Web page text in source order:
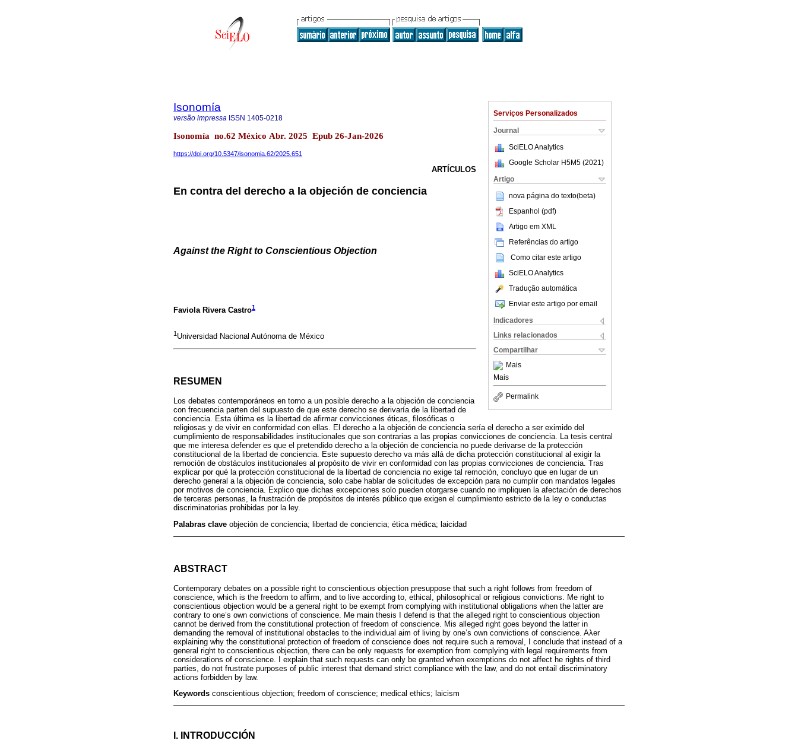
Serviços Personalizados
Journal
SciELO Analytics
Google Scholar H5M5 (2021 )
Artigo
nova página do texto(beta)
Espanhol (pdf)
Artigo em XML
Referências do artigo
Como citar este artigo
SciELO Analytics
Tradução automática
Enviar este artigo por email
Indicadores
Links relacionados
Compartilhar
Mais
Mais
Permalink
Isonomía
versão impressa ISSN 1405-0218
Isonomía no.62 México Abr. 2025 Epub 26-Jan-2026
https://doi.org/10.5347/isonomia.62/2025.651
ARTÍCULOS
En contra del derecho a la objeción de conciencia
Against the Right to Conscientious Objection
Faviola Rivera Castro1
1 Universidad Nacional Autónoma de México
RESUMEN
Los debates contemporáneos en torno a un posible derecho a la objeción de conciencia
con frecuencia parten del supuesto de que este derecho se derivaría de la libertad de
conciencia. Esta última es la libertad de afirmar convicciones éticas, filosóficas o
religiosas y de vivir en conformidad con ellas. El derecho a la objeción de conciencia sería el derecho a ser eximido del
cumplimiento de responsabilidades institucionales que son contrarias a las propias convicciones de conciencia. La tesis central
que me interesa defender es que el pretendido derecho a la objeción de conciencia no puede derivarse de la protección
constitucional de la libertad de conciencia. Este supuesto derecho va más allá de dicha protección constitucional al exigir la
remoción de obstáculos institucionales al propósito de vivir en conformidad con las propias convicciones de conciencia. Tras
explicar por qué la protección constitucional de la libertad de conciencia no exige tal remoción, concluyo que en lugar de un
derecho general a la objeción de conciencia, solo cabe hablar de solicitudes de excepción para no cumplir con mandatos legales
por motivos de conciencia. Explico que dichas excepciones solo pueden otorgarse cuando no impliquen la afectación de derechos
de terceras personas, la frustración de propósitos de interés público que exigen el cumplimiento estricto de la ley o conductas
discriminatorias prohibidas por la ley.
Palabras clave objeción de conciencia; libertad de conciencia; ética médica; laicidad
ABSTRACT
Contemporary debates on a possible right to conscientious objection presuppose that such a right follows from freedom of
conscience, which is the freedom to affirm, and to live according to, ethical, philosophical or religious convictions. Me right to
conscientious objection would be a general right to be exempt from complying with institutional obligations when the latter are
contrary to one’s own convictions of conscience. Me main thesis I defend is that the alleged right to conscientious objection
cannot be derived from the constitutional protection of freedom of conscience. Mis alleged right goes beyond the latter in
demanding the removal of institutional obstacles to the individual aim of living by one’s own convictions of conscience. Aλer
explaining why the constitutional protection of freedom of conscience does not require such a removal, I conclude that instead of a
general right to conscientious objection, there can be only requests for exemption from complying with legal requirements from
considerations of conscience. I explain that such requests can only be granted when exemptions do not affect he rights of third
parties, do not frustrate purposes of public interest that demand strict compliance with the law, and do not entail discriminatory
actions forbidden by law.
Keywords conscientious objection; freedom of conscience; medical ethics; laicism
I. INTRODUCCIÓN